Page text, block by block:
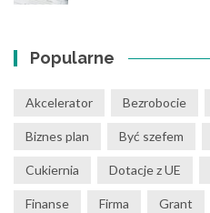
Popularne
Akcelerator Bezrobocie
Biznes plan Być szefem
Cukiernia Dotacje z UE
Finanse Firma Grant